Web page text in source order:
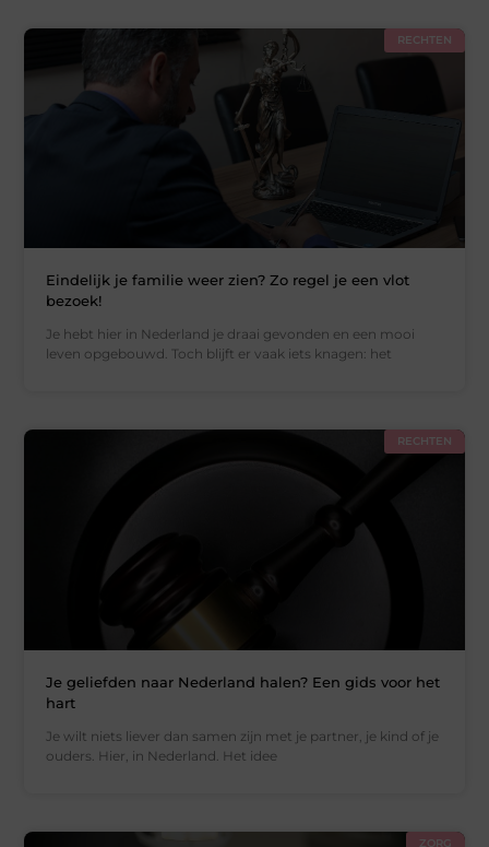
RECHTEN
Eindelijk je familie weer zien? Zo regel je een vlot
bezoek!
Je hebt hier in Nederland je draai gevonden en een mooi
leven opgebouwd. Toch blijft er vaak iets knagen: het
RECHTEN
Je geliefden naar Nederland halen? Een gids voor het
hart
Je wilt niets liever dan samen zijn met je partner, je kind of je
ouders. Hier, in Nederland. Het idee
ZORG